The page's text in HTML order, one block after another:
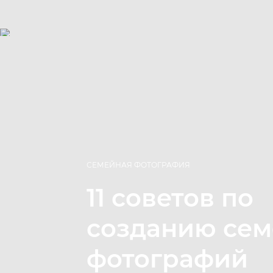
СЕМЕЙНАЯ ФОТОГРАФИЯ
11 советов по
созданию
фотографий